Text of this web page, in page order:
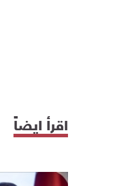
اقرأ ايضاً